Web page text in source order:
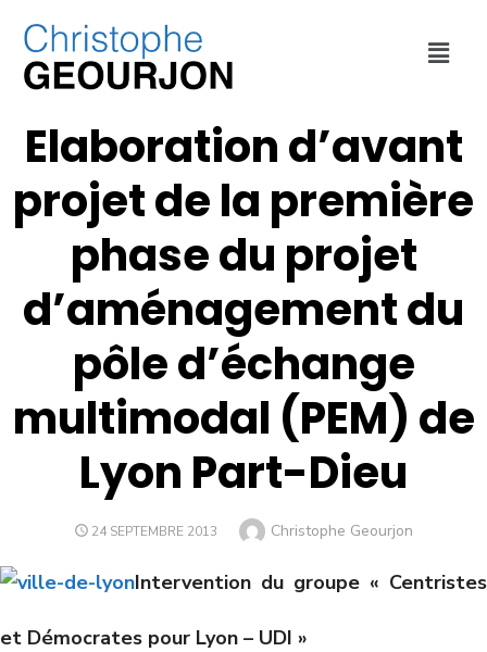
DÉPLACEMENTS ECONOMIE ,ENVIRONNEMENT
DE LYON
Elaboration d’avant
projet de la première
phase du projet
d’aménagement du
pôle d’échange
multimodal (PEM) de
Lyon Part-Dieu
24 SEPTEMBRE 2013 Christophe Geourjon
Intervention du groupe « Centristes
et Démocrates pour Lyon – UDI »